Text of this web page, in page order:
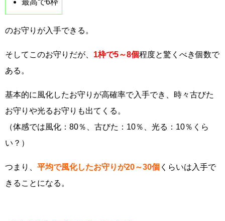
最高で6枠
のお守りが入手できる。
そしてこのお守りだが、 1枠で5～8個程度と驚くべき個数で
ある。
基本的に風化したお守りが高確率で入手でき、時々古びた
お守りや光るお守りも出てくる。
（体感では風化：80％、古びた：10％、光る：10％くら
い？）
つまり、 平均で風化したお守りが20～30個 くらいは入手で
きることになる。